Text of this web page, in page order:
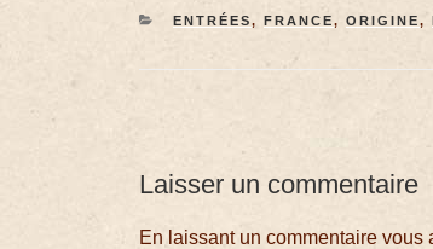
ENTRÉES, FRANCE, ORIGINE,
Laisser un commentaire
En laissant un commentaire